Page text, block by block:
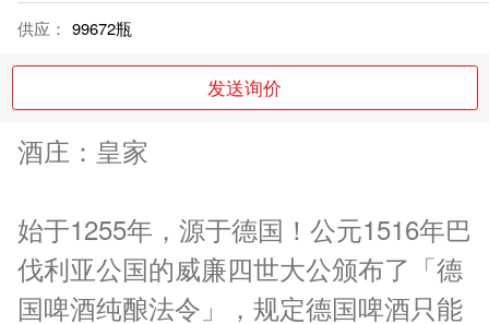
供应： 99672瓶
发送询价
酒庄：皇家
始于1255年，源于德国！公元1516年巴
伐利亚公国的威廉四世大公颁布了「德
国啤酒纯酿法令」，规定德国啤酒只能